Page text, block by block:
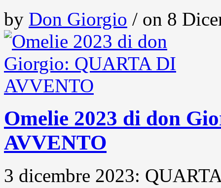
by Don Giorgio / on 8
Omelie 2023 di don
AVVENTO
3 dicembre 2023: